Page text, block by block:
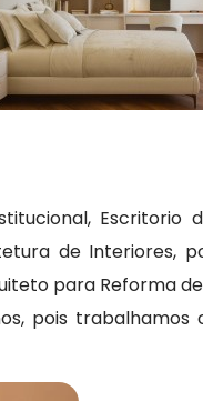
Escritorio
de Interiores,
para Reforma
pois trabalhamos